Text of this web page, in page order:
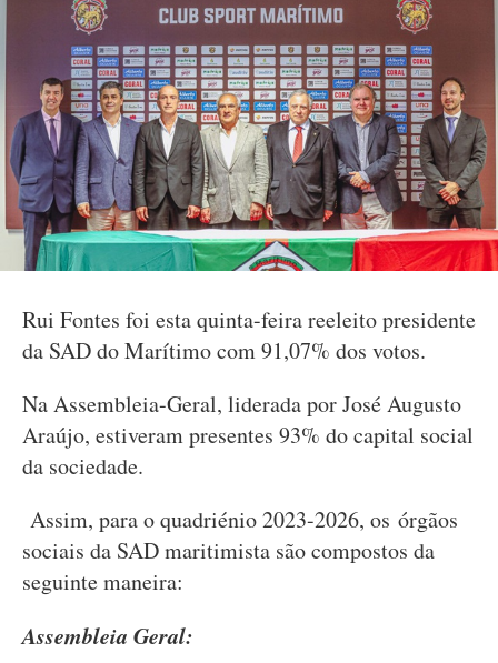
Rui Fontes foi esta quinta-feira reeleito presidente
da SAD do Marítimo com 91,07% dos votos.
Na Assembleia-Geral, liderada por José Augusto
Araújo, estiveram presentes 93% do capital social
da sociedade.
Assim, para o quadriénio 2023-2026, os órgãos
sociais da SAD maritimista são compostos da
seguinte maneira:
Assembleia Geral: